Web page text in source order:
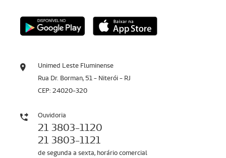
Unimed Leste Fluminense
Rua Dr. Borman, 51 - Niterói - RJ
CEP: 24020-320
Ouvidoria
21 3803-1120
21 3803-1121
de segunda a sexta, horário comercial